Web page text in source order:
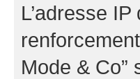
L’adresse
Mode & Co”